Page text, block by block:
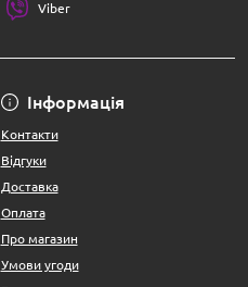
Інформація
Контакти
Відгуки
Доставка
Оплата
Про магазин
Умови угоди
Viber